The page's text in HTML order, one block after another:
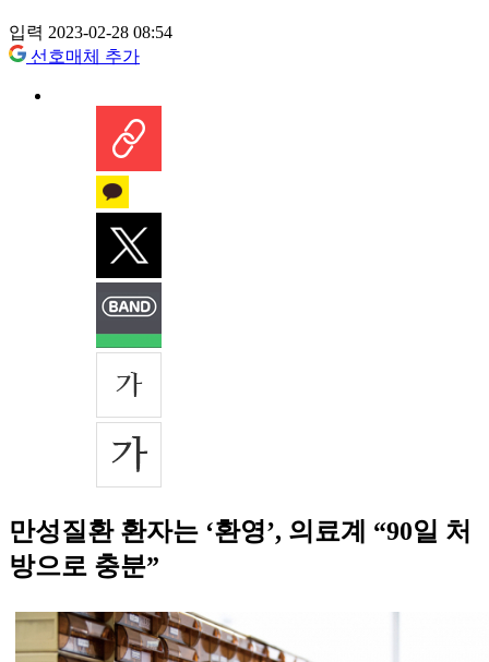
입력 2023-02-28 08:54
선호매체 추가
만성질환 환자는 ‘환영’, 의료계 “90일 처
방으로 충분”